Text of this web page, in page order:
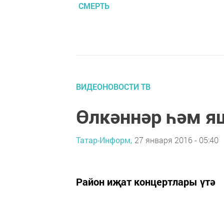
СМЕРТЬ
ВИДЕОНОВОСТИ ТВ
Өлкәннәр һәм
Татар-Информ, 27 января 2016 - 05:40
Район иҗат концертлары үтә